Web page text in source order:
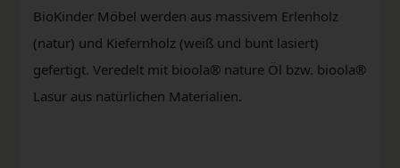
BioKinder Möbel werden aus massivem Erlenholz
(natur) und Kiefernholz (weiß und bunt lasiert)
gefertigt. Veredelt mit bioola® nature Öl bzw. bioola®
Lasur aus natürlichen Materialien.